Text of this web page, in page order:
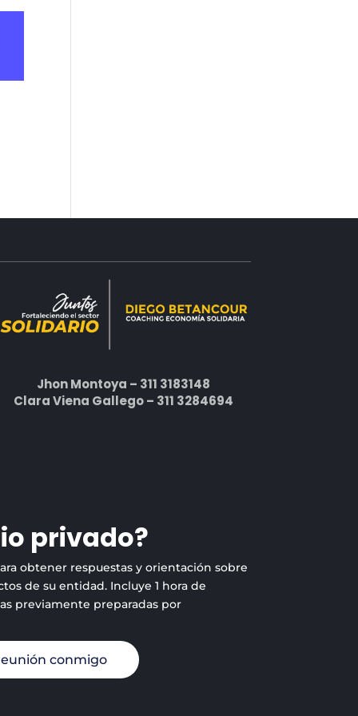
Jhon Montoya – 311 3183148
Clara Viena Gallego – 311 3284694
privado?
obtener respuestas y orientación sobre
de su entidad. Incluye 1 hora de
previamente preparadas por
conmigo